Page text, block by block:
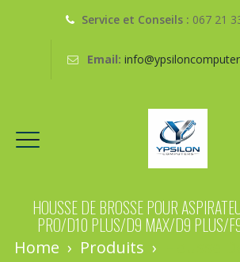
Service et Conseils : 067 21
Email:
HOUSSE DE BROSSE POUR
PRO/D10 PLUS/D9 MAX/D9 PLUS/
Home › Produits ›